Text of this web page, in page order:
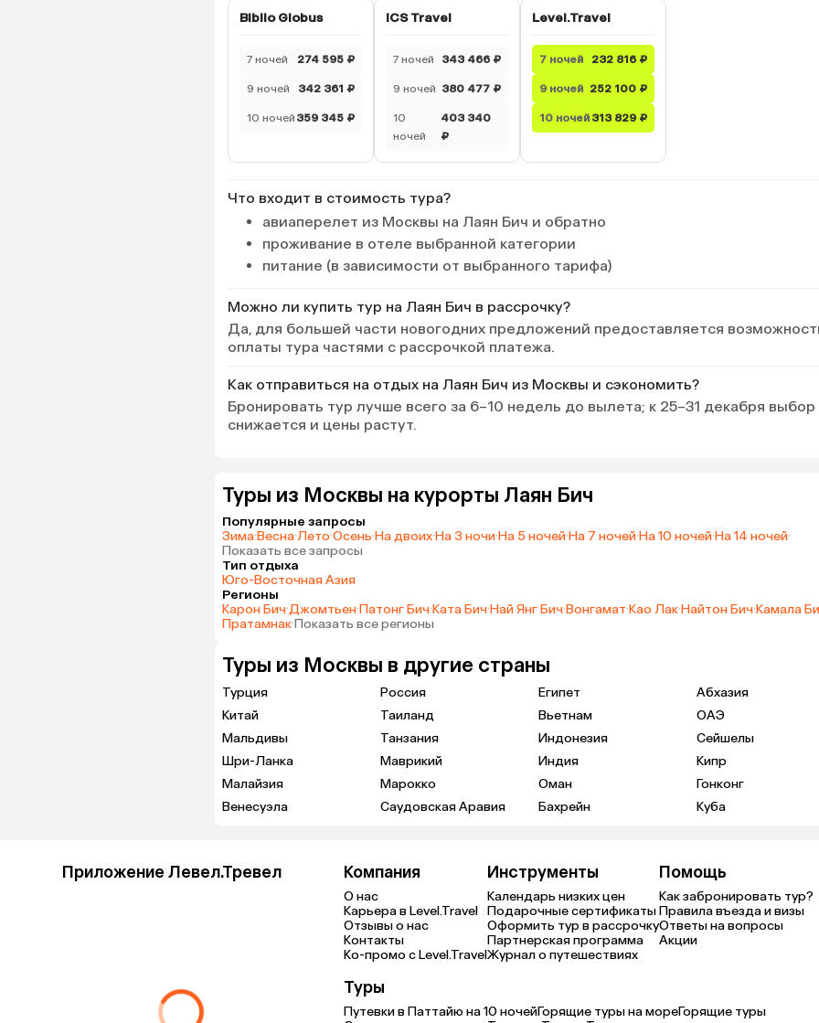
Biblio Globus
7 ночей 274 595 ₽
9 ночей 342 361 ₽
10 ночей 359 345 ₽
ICS Travel
7 ночей 343 466 ₽
9 ночей 380 477 ₽
10
ночей
403 340
₽
Level.Travel
7 ночей 232 816 ₽
9 ночей 252 100 ₽
10 ночей 313 829 ₽
Что входит в стоимость тура?
авиаперелет из Москвы на Лаян Бич и обратно
проживание в отеле выбранной категории
питание (в зависимости от выбранного тарифа)
Можно ли купить тур на Лаян Бич в рассрочку?
Да, для большей части новогодних предложений предоставляется
оплаты тура частями с рассрочкой платежа.
Как отправиться на отдых на Лаян Бич из Москвы и сэкономить?
Бронировать тур лучше всего за 6–10 недель до вылета; к 25–31 декабря выбор
снижается и цены растут.
Туры из Москвы на курорты Лаян Бич
Популярные запросы
Зима·Весна·Лето·Осень·На двоих·На 3 ночи·На 5 ночей·На 7 ночей·На 10 ночей·На 14 ночей·
Показать все запросы
Тип отдыха
Юго-Восточная Азия
Регионы
Карон Бич·Джомтьен·Патонг Бич·Ката Бич·Най Янг Бич·Вонгамат·Као Лак·Найтон Бич·Камала
Пратамнак·Показать все регионы
Туры из Москвы в другие страны
Турция Россия Египет
Абхазия
Китай
Таиланд Вьетнам
ОАЭ
Мальдивы
Танзания Индонезия
Сейшелы
Шри-Ланка
Маврикий Индия
Кипр
Малайзия
Марокко Оман
Гонконг
Венесуэла
Саудовская Аравия Бахрейн Куба
Приложение Левел.Тревел Компания
О нас
Карьера в Level.Travel
Отзывы о нас
Контакты
Ко-промо с Level.Travel
Инструменты
Календарь низких цен
Подарочные сертификаты
Оформить тур в рассрочку
Партнерская программа
Журнал о путешествиях
Помощь
Как забронировать тур?
Правила въезда и визы
Ответы на вопросы
Акции
Туры
Путевки в Паттайю на 10 ночейГорящие туры на мореГорящие туры